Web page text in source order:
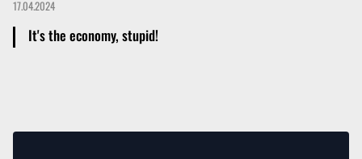
17.04.2024
It's the economy, stupid!